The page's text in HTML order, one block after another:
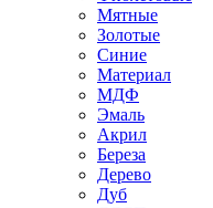
Мятные
Золотые
Синие
Материал
МДФ
Эмаль
Акрил
Береза
Дерево
Дуб